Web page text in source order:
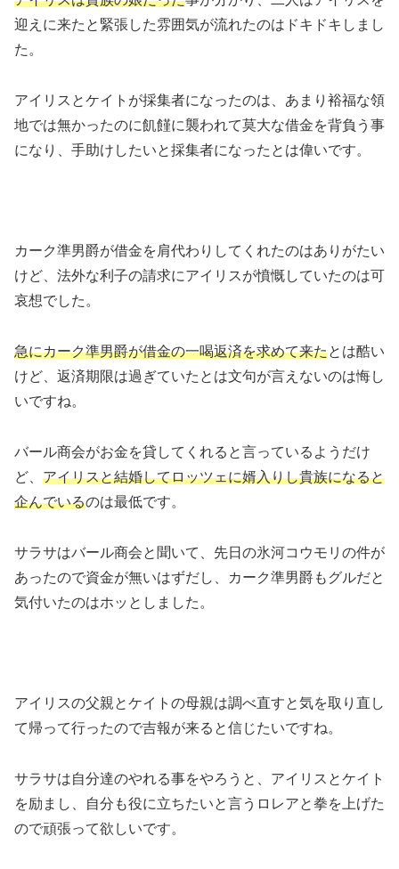
迎えに来たと緊張した雰囲気が流れたのはドキドキしまし
た。
アイリスとケイトが採集者になったのは、あまり裕福な領
地では無かったのに飢饉に襲われて莫大な借金を背負う事
になり、手助けしたいと採集者になったとは偉いです。
カーク準男爵が借金を肩代わりしてくれたのはありがたい
けど、法外な利子の請求にアイリスが憤慨していたのは可
哀想でした。
急にカーク準男爵が借金の一喝返済を求めて来たとは酷い
けど、返済期限は過ぎていたとは文句が言えないのは悔し
いですね。
バール商会がお金を貸してくれると言っているようだけ
ど、 アイリスと結婚してロッツェに婿入りし貴族になると
企んでいるのは最低です。
サラサはバール商会と聞いて、先日の氷河コウモリの件が
あったので資金が無いはずだし、カーク準男爵もグルだと
気付いたのはホッとしました。
アイリスの父親とケイトの母親は調べ直すと気を取り直し
て帰って行ったので吉報が来ると信じたいですね。
サラサは自分達のやれる事をやろうと、アイリスとケイト
を励まし、自分も役に立ちたいと言うロレアと拳を上げた
ので頑張って欲しいです。